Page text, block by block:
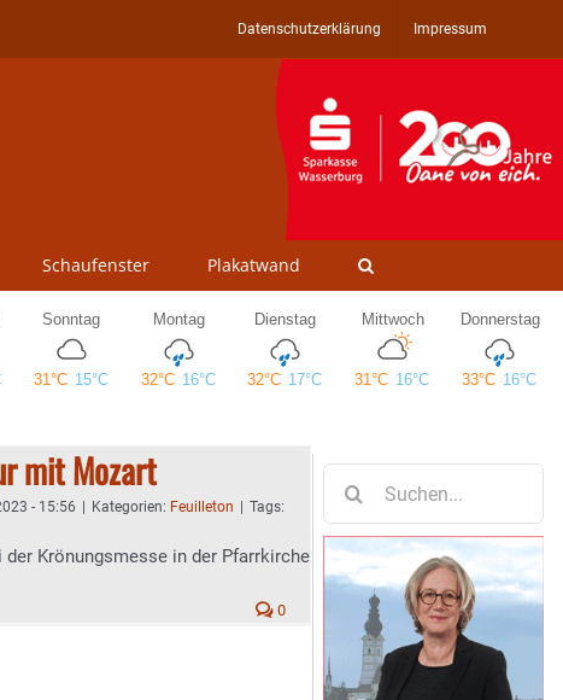
Datenschutzerklärung Impressum
Schaufenster Plakatwand
mit Mozart
- 15:56 Kategorien: Feuilleton
Tags:
Krönungsmesse in der Pfarrkirche
0
nach: